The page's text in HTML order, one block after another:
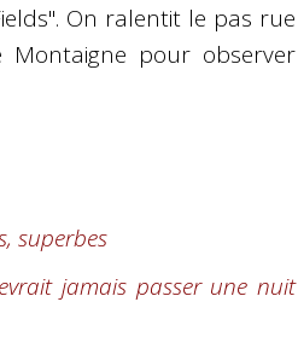
On ralentit le pas rue
pour observer
superbes
jamais passer une nuit